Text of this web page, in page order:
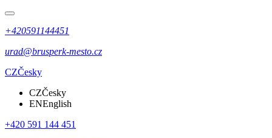
+420591144451
urad@brusperk-mesto.cz
CZČesky
CZČesky
ENEnglish
+420 591 144 451